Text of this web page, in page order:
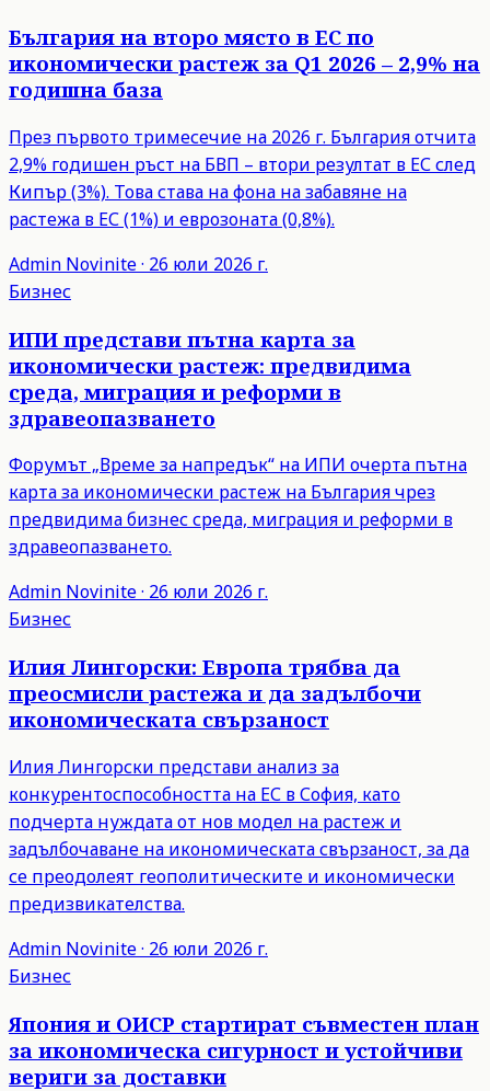
България на второ място в ЕС по
икономически растеж за Q1 2026 – 2,9% на
годишна база
През първото тримесечие на 2026 г. България отчита
2,9% годишен ръст на БВП – втори резултат в ЕС след
Кипър (3%). Това става на фона на забавяне на
растежа в ЕС (1%) и еврозоната (0,8%).
Admin Novinite· 26 юли 2026 г.
Бизнес
ИПИ представи пътна карта за
икономически растеж: предвидима
среда, миграция и реформи в
здравеопазването
Форумът „Време за напредък“ на ИПИ очерта пътна
карта за икономически растеж на България чрез
предвидима бизнес среда, миграция и реформи в
здравеопазването.
Admin Novinite· 26 юли 2026 г.
Бизнес
Илия Лингорски: Европа трябва да
преосмисли растежа и да задълбочи
икономическата свързаност
Илия Лингорски представи анализ за
конкурентоспособността на ЕС в София, като
подчерта нуждата от нов модел на растеж и
задълбочаване на икономическата свързаност, за да
се преодолеят геополитическите и икономически
предизвикателства.
Admin Novinite· 26 юли 2026 г.
Бизнес
Япония и ОИСР стартират съвместен план
за икономическа сигурност и устойчиви
вериги за доставки